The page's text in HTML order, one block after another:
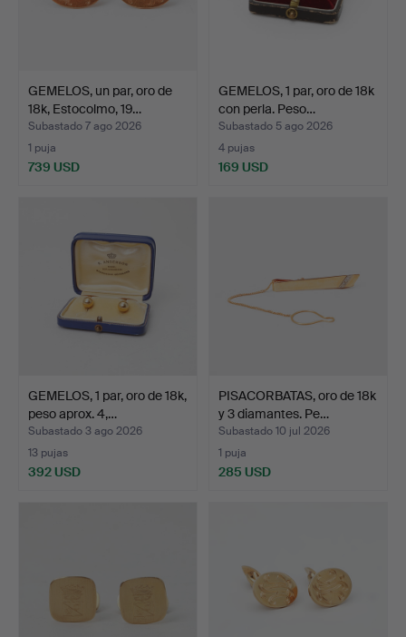
GEMELOS, un par, oro de
18k, Estocolmo, 19…
Subastado 7 ago 2026
1 puja
739 USD
GEMELOS, 1 par, oro de 18k
con perla. Peso…
Subastado 5 ago 2026
4 pujas
169 USD
GEMELOS, 1 par, oro de 18k,
peso aprox. 4,…
Subastado 3 ago 2026
13 pujas
392 USD
PISACORBATAS, oro de 18k
y 3 diamantes. Pe…
Subastado 10 jul 2026
1 puja
285 USD